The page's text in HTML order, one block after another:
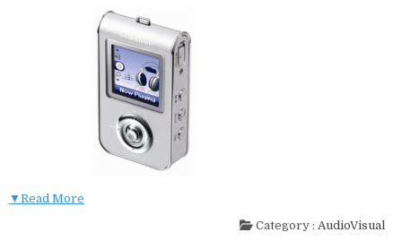
▼Read More
Category : AudioVisual